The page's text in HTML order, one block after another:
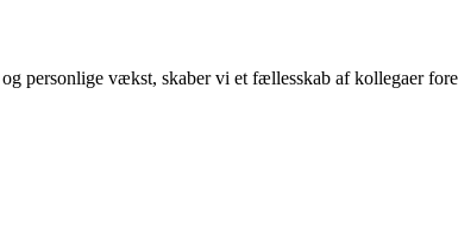
personlige vækst, skaber vi et fællesskab af kollegaer